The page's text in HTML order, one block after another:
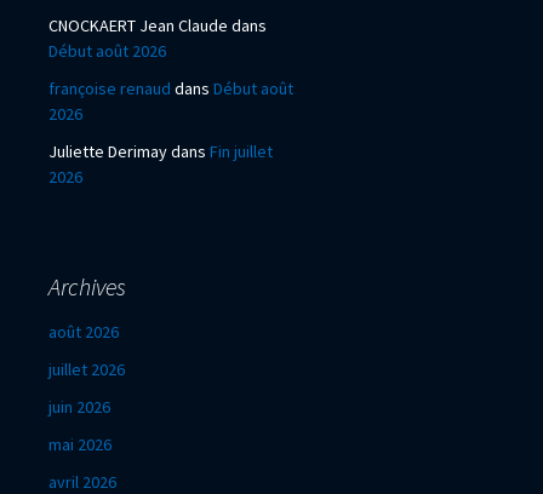
CNOCKAERT Jean Claude dans
Début août 2026
françoise renaud dans Début août
2026
Juliette Derimaydans Fin juillet
2026
Archives
août 2026
juillet 2026
juin 2026
mai 2026
avril 2026